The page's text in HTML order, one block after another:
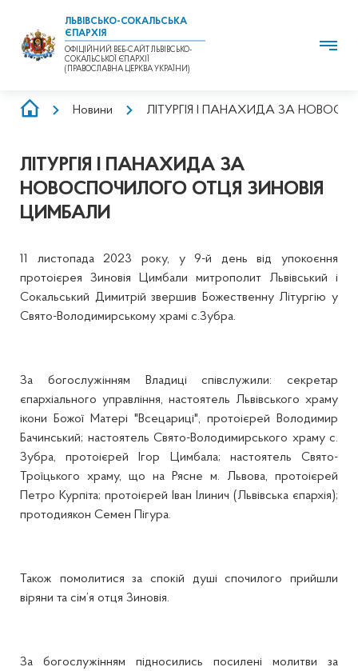
ЛЬВІВСЬКО-СОКАЛЬСЬКА
ЄПАРХІЯ
ОФІЦІЙНИЙ ВЕБ-САЙТ ЛЬВІВСЬКО-
СОКАЛЬСЬКОЇ ЄПАРХІЇ
(ПРАВОСЛАВНА ЦЕРКВА УКРАЇНИ)
РЯДОК
Новини ЛІТУРГІЯ І ПАНАХИДА ЗА
ЛІТУРГІЯ І ПАНАХИДА ЗА
НОВОСПОЧИЛОГО ОТЦЯ ЗИНОВІЯ
ЦИМБАЛИ
11 листопада 2023 року, у 9-й день від упокоєння
протоієрея Зиновія Цимбали митрополит Львівський і
Сокальський Димитрій звершив Божественну Літургію у
Свято-Володимирському храмі с.Зубра.
За богослужінням Владиці співслужили: секретар
єпархіального управління, настоятель Львівського храму
ікони Божої Матері "Всецариці", протоієрей Володимир
Бачинський; настоятель Свято-Володимирського храму с.
Зубра, протоієрей Ігор Цимбала; настоятель Свято-
Троїцького храму, що на Рясне м. Львова, протоієрей
Петро Курпіта; протоієрей Іван Ілинич (Львівська єпархія);
протодиякон Семен Пігура.
Також помолитися за спокій душі спочилого прийшли
віряни та сім’я отця Зиновія.
За богослужінням підносились посилені молитви за